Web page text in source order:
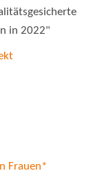
in 2022"
Frauen*